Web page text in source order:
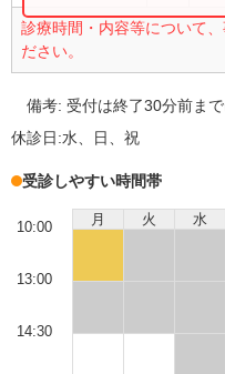
診療時間・内容等について
ださい。
備考:受付は終了30分前まで
休診日:水、日、祝
受診しやすい時間帯
月 火 水
10:00
13:00
14:30